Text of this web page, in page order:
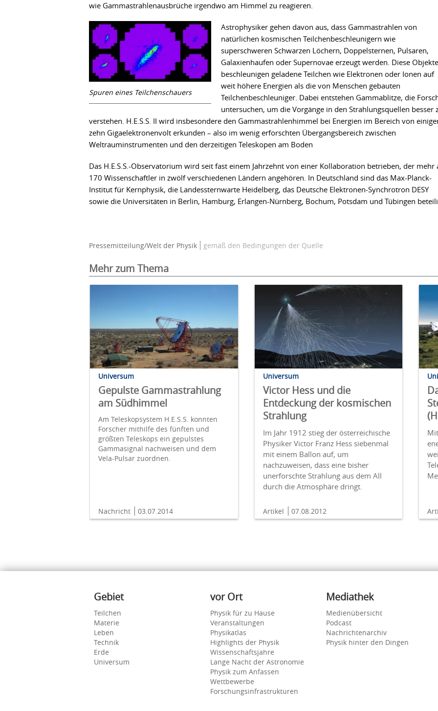
wie Gammastrahlenausbrüche irgendwo am Himmel zu reagieren.
Spuren eines Teilchenschauers
Astrophysiker gehen davon aus, dass Gammastrahlen von
natürlichen kosmischen Teilchenbeschleunigern wie
superschweren Schwarzen Löchern, Doppelsternen, Pulsaren,
Galaxienhaufen oder Supernovae erzeugt werden. Diese Objekte
beschleunigen geladene Teilchen wie Elektronen oder Ionen auf
weit höhere Energien als die von Menschen gebauten
Teilchenbeschleuniger. Dabei entstehen Gammablitze, die
untersuchen, um die Vorgänge in den Strahlungsquellen besser
verstehen. H.E.S.S. II wird insbesondere den Gammastrahlenhimmel bei Energien im Bereich von
zehn Gigaelektronenvolt erkunden – also im wenig erforschten Übergangsbereich zwischen
Weltrauminstrumenten und den derzeitigen Teleskopen am Boden
Das H.E.S.S.-Observatorium wird seit fast einem Jahrzehnt von einer Kollaboration betrieben, der mehr
170 Wissenschaftler in zwölf verschiedenen Ländern angehören. In Deutschland sind das Max-Planck-
Institut für Kernphysik, die Landessternwarte Heidelberg, das Deutsche Elektronen-Synchrotron DESY
sowie die Universitäten in Berlin, Hamburg, Erlangen-Nürnberg, Bochum, Potsdam und Tübingen
Pressemitteilung/Welt der Physik gemäß den Bedingungen der Quelle
Mehr zum Thema
Universum
Gepulste Gammastrahlung
am Südhimmel
Am Teleskopsystem H.E.S.S. konnten
Forscher mithilfe des fünften und
größten Teleskops ein gepulstes
Gammasignal nachweisen und dem
Vela-Pulsar zuordnen.
Nachricht 03.07.2014
Universum
Victor Hess und die
Entdeckung der kosmischen
Strahlung
Im Jahr 1912 stieg der österrei­chische
Physiker Victor Franz Hess siebenmal
mit einem Ballon auf, um
nachzuweisen, dass eine bisher
unerforschte Strahlung aus dem All
durch die Atmosphäre dringt.
Artikel 07.08.2012
Inhalte
Gebiet
Teilchen
Materie
Leben
Technik
Erde
Universum
vor Ort
Physik für zu Hause
Veranstaltungen
Physikatlas
Highlights der Physik
Wissenschaftsjahre
Lange Nacht der Astronomie
Physik zum Anfassen
Wettbewerbe
Forschungsinfrastrukturen
Mediathek
Medienübersicht
Podcast
Nachrichtenarchiv
Physik hinter den Dingen